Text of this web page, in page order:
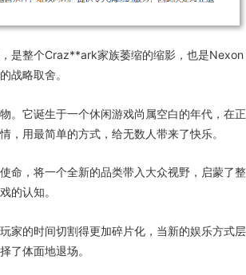
是整个Craz**ark家族萎缩的缩影，也是Nexon
战略取舍。
。它诞生于一个休闲游戏尚属空白的年代，在正
，用最简单的方式，给无数人带来了快乐。
命，将一个全新的品类带入大众视野，启蒙了整
的认知。
家的时间切割得更加碎片化，当新的娱乐方式层
了体面地退场。